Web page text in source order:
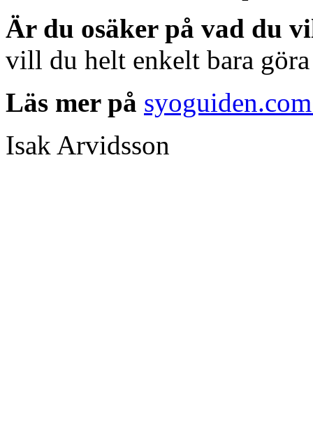
Ärdu osäker på vad du
vill du helt enkelt bara
Läs mer på
Isak Arvidsson